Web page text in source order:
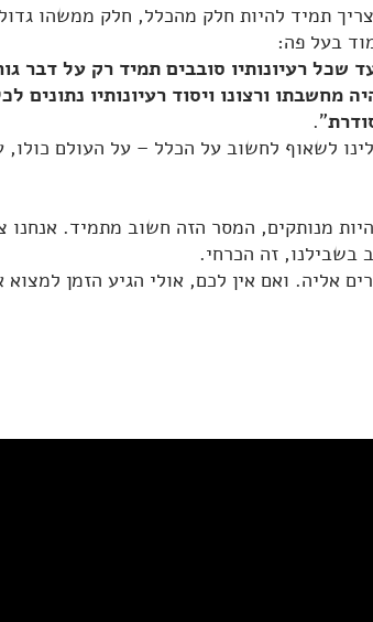
תמיד להיות חלק מהכלל, חלק ממשהו
בעל פה:
רעיונותיו סובבים תמיד רק על דבר
מחשבתו ורצונו ויסוד רעיונותיו
".
לשאוף לחשוב על הכלל – על העולם
מנותקים, המסר הזה חשוב מתמיד.
זה הכרחי.
אליה. ואם אין לכם, אולי הגיע הזמן